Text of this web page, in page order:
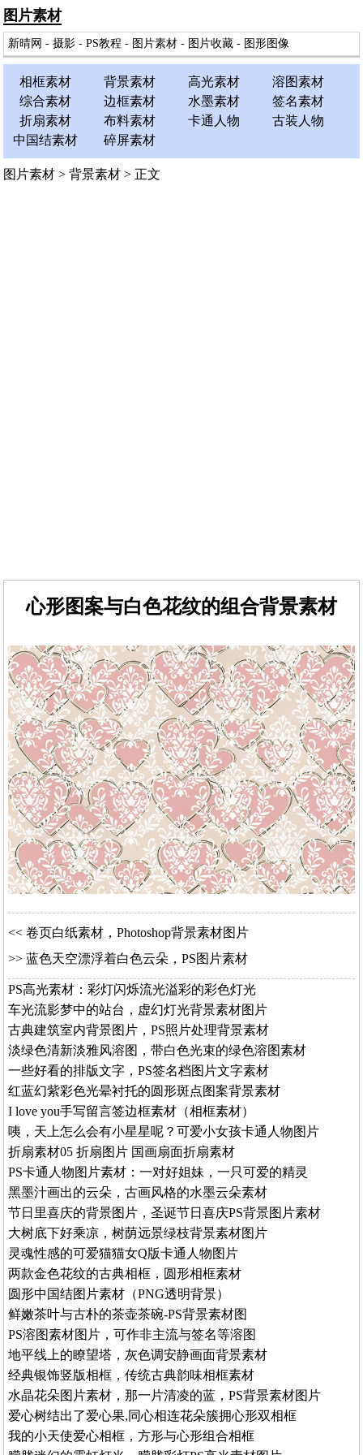
图片素材
新晴网 - 摄影 - PS教程 - 图片素材 - 图片收藏 - 图形图像
相框素材 背景素材 高光素材
溶图素材
综合素材
边框素材 水墨素材
签名素材
折扇素材
布料素材 卡通人物
古装人物
中国结素材
碎屏素材
图片素材 > 背景素材 > 正文
心形图案与白色花纹的组合背景素材
<< 卷页白纸素材，Photoshop背景素材图片
>> 蓝色天空漂浮着白色云朵，PS图片素材
PS高光素材：彩灯闪烁流光溢彩的彩色灯光
车光流影梦中的站台，虚幻灯光背景素材图片
古典建筑室内背景图片，PS照片处理背景素材
淡绿色清新淡雅风溶图，带白色光束的绿色溶图素材
一些好看的排版文字，PS签名档图片文字素材
红蓝幻紫彩色光晕衬托的圆形斑点图案背景素材
I love you手写留言签边框素材（相框素材）
咦，天上怎么会有小星星呢？可爱小女孩卡通人物图片
折扇素材05 折扇图片 国画扇面折扇素材
PS卡通人物图片素材：一对好姐妹，一只可爱的精灵
黑墨汁画出的云朵，古画风格的水墨云朵素材
节日里喜庆的背景图片，圣诞节日喜庆PS背景图片素材
大树底下好乘凉，树荫远景绿枝背景素材图片
灵魂性感的可爱猫猫女Q版卡通人物图片
两款金色花纹的古典相框，圆形相框素材
圆形中国结图片素材（PNG透明背景）
鲜嫩茶叶与古朴的茶壶茶碗-PS背景素材图
PS溶图素材图片，可作非主流与签名等溶图
地平线上的瞭望塔，灰色调安静画面背景素材
经典银饰竖版相框，传统古典韵味相框素材
水晶花朵图片素材，那一片清凌的蓝，PS背景素材图片
爱心树结出了爱心果,同心相连花朵簇拥心形双相框
我的小天使爱心相框，方形与心形组合相框